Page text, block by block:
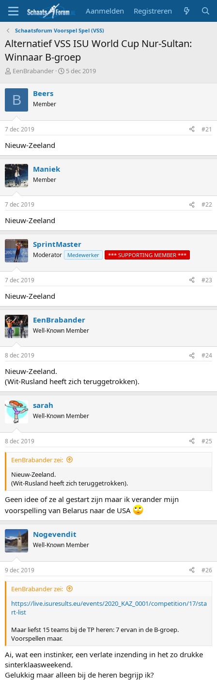
Aanmelden Registreren
Schaatsforum Voorspel Spel (VSS)
Alternatief VSS ISU World Cup Nur-Sultan:
Winnaar B-groep
T
p
i
c
s
t
a
t
e
r
EenBrabander
S
a
5 dec 2019
B Beers
Member
7 dec 2019 #21
Nieuw-Zeeland
Maniek
Member
7 dec 2019 #22
Nieuw-Zeeland
SprintMaster
Moderator Medewerker *** SUPPORTING MEMBER ***
7 dec 2019 #23
Nieuw-Zeeland
EenBrabander
Well-Known Member
8 dec 2019 #24
Nieuw-Zeeland.
(Wit-Rusland heeft zich teruggetrokken).
sarah
Well-Known Member
8 dec 2019 #25
EenBrabander zei:
Nieuw-Zeeland.
(Wit-Rusland heeft zich teruggetrokken).
Geen idee of ze al gestart zijn maar ik verander mijn
voorspelling van Belarus naar de USA
Nogevendit
Well-Known Member
9 dec 2019 #26
EenBrabander zei:
https://live.isuresults.eu/events/2020_KAZ_0001/competition/17/sta
rt-list
Maar liefst 15 teams bij de TP heren: 7 ervan in de B-groep.
Voorspellen maar.
Ai, wat een instinker, een verlate inzending in het zo drukke
sinterklaasweekend.
Gelukkig maar alleen bij de heren begrijp ik?